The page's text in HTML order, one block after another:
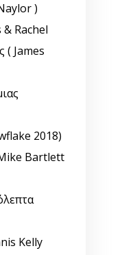
)
Rachel
( James
2018)
Bartlett
Kelly